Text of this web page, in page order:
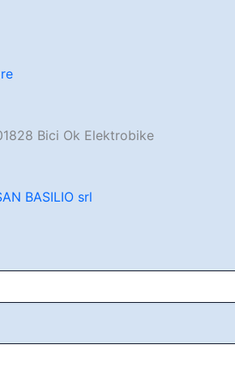
Bici Ok Elektrobike
BASILIO srl